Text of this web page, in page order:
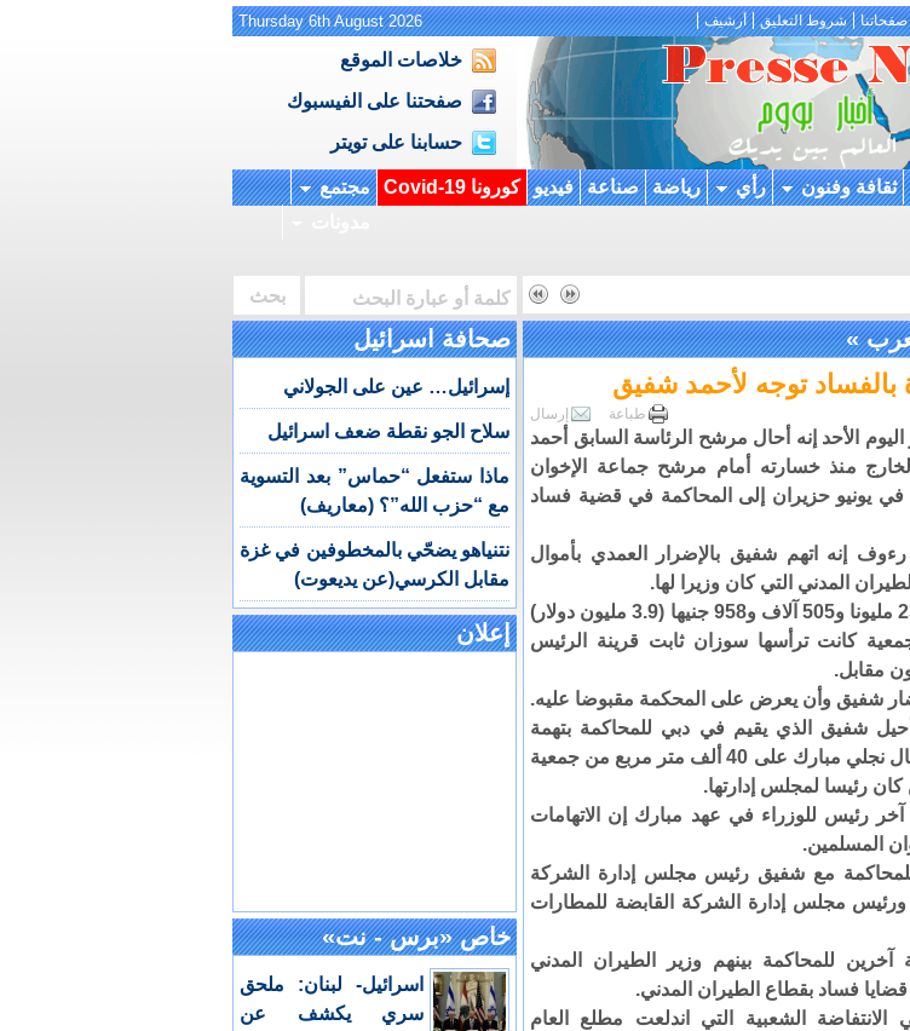
شروط التعليق أرشيف Thursday 6th August 2026
خلاصات الموقع
صفحتنا على الفيسبوك
حسابنا على تويتر
ثقافة وفنون رأي رياضة صناعة فيديو كورونا Covid-19
مجتمع
»
توجه لأحمد شفيق
إرسال طباعة
الأحد إنه أحال مرشح الرئاسة السابق أحمد
منذ خسارته أمام مرشح جماعة الإخوان
يونيو حزيران إلى المحاكمة في قضية فساد
إنه اتهم شفيق بالإضرار العمدي بأموال
المدني التي كان وزيرا لها.
وأضاف أن شفيق قدم 23 مليونا و505 آلاف و958 جنيها (3.9 مليون دولار)
كانت ترأسها سوزان ثابت قرينة الرئيس
مقابل.
شفيق وأن يعرض على المحكمة مقبوضا عليه.
أحيل شفيق الذي يقيم في دبي للمحاكمة بتهمة
تسهيل استيلاء علاء وجمال نجلي مبارك على 40 ألف متر مربع من جمعية
رئيسا لمجلس إدارتها.
رئيس للوزراء في عهد مبارك إن الاتهامات
المسلمين.
مع شفيق رئيس مجلس إدارة الشركة
ورئيس مجلس إدارة الشركة القابضة للمطارات
آخرين للمحاكمة بينهم وزير الطيران المدني
قضايا فساد بقطاع الطيران المدني.
الشعبية التي اندلعت مطلع العام
صحافة اسرائيل
إسرائيل… عين على الجولاني
سلاح الجو نقطة ضعف اسرائيل
ماذا ستفعل “حماس” بعد التسوية
مع “حزب الله”؟ (معاريف)
نتنياهو يضحّي بالمخطوفين في غزة
مقابل الكرسي(عن يديعوت)
إعلان
خاص «برس - نت»
اسرائيل- لبنان: ملحق
سري يكشف عن